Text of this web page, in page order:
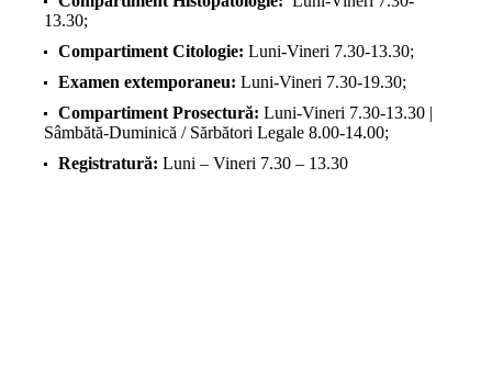
13.30;
Compartiment Citologie: Luni-Vineri 7.30-13.30;
Examen extemporaneu: Luni-Vineri 7.30-19.30;
Compartiment Prosectură: Luni-Vineri 7.30-13.30 |
Sâmbătă-Duminică / Sărbători Legale 8.00-14.00;
Registratură: Luni – Vineri 7.30 – 13.30